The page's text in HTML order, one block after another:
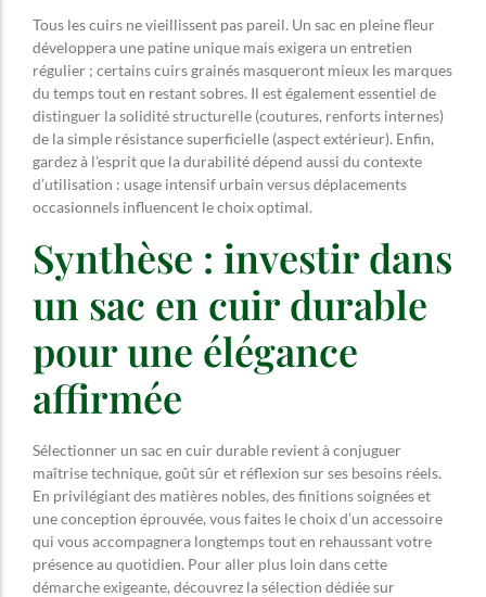
Tous les cuirs ne vieillissent pas pareil. Un sac en pleine fleur
développera une patine unique mais exigera un entretien
régulier ; certains cuirs grainés masqueront mieux les marques
du temps tout en restant sobres. Il est également essentiel de
distinguer la solidité structurelle (coutures, renforts internes)
de la simple résistance superficielle (aspect extérieur). Enfin,
gardez à l’esprit que la durabilité dépend aussi du contexte
d’utilisation : usage intensif urbain versus déplacements
occasionnels influencent le choix optimal.
Synthèse : investir dans
un sac en cuir durable
pour une élégance
affirmée
Sélectionner un sac en cuir durable revient à conjuguer
maîtrise technique, goût sûr et réflexion sur ses besoins réels.
En privilégiant des matières nobles, des finitions soignées et
une conception éprouvée, vous faites le choix d’un accessoire
qui vous accompagnera longtemps tout en rehaussant votre
présence au quotidien. Pour aller plus loin dans cette
démarche exigeante, découvrez la sélection dédiée sur